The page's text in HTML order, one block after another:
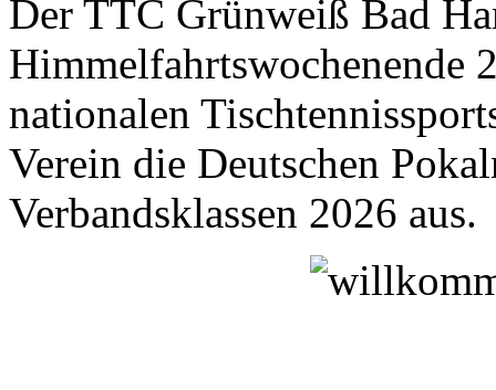
Der TTC Grünweiß Bad
Himmelfahrtswochenende
nationalen
Verein die Deutschen
Verbandsklassen 2026 aus.